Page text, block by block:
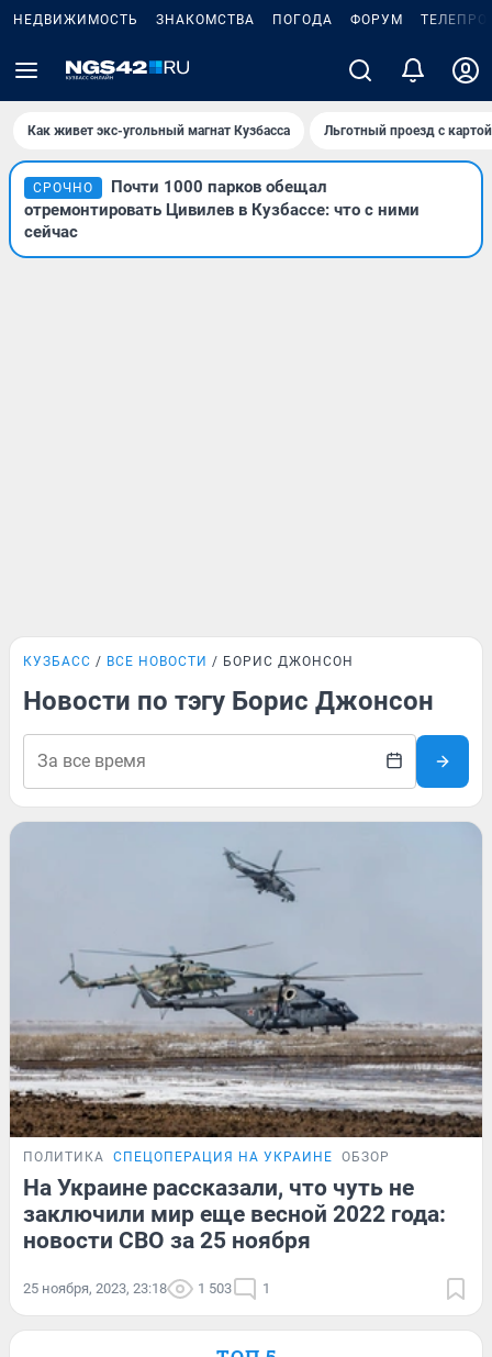
НЕДВИЖИМОСТЬ ЗНАКОМСТВА ПОГОДА ФОРУМ
Как живет экс-угольный магнат Кузбасса Льготный проезд с
СРОЧНО
Почти 1000 парков обещал
отремонтировать Цивилев в Кузбассе: что с ними
сейчас
КУЗБАСС ВСЕ НОВОСТИ БОРИС ДЖОНСОН
Новости по тэгу Борис Джонсон
ПОЛИТИКА СПЕЦОПЕРАЦИЯ НА УКРАИНЕ ОБЗОР
На Украине рассказали, что чуть не
заключили мир еще весной 2022 года:
новости СВО за 25 ноября
25 ноября, 2023, 23:18 1 503 1